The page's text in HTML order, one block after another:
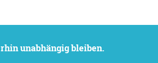
unabhängig bleiben.